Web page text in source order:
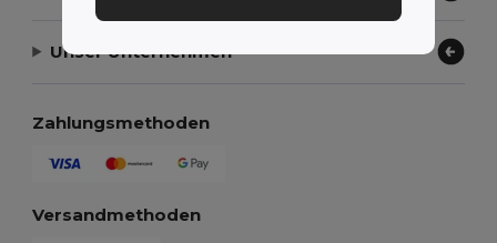
Unser Unternehmen
Zahlungsmethoden
Versandmethoden